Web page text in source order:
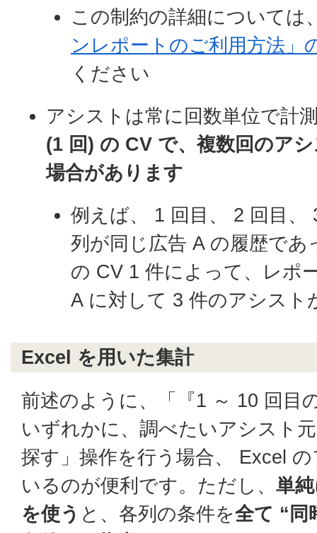
この制約の詳細については
ンレポートのご利用方法 」
ください
アシストは常に回数単位で計
(1 回) の CV で、複数回のア
場合があります
例えば、 1 回目、 2 回目、
列が同じ広告 A の履歴であ
の CV 1 件によって、レポ
A に対して 3 件のアシスト
Excel を用いた集計
前述のように、「『1 ～ 10 回目
いずれかに、調べたいアシスト
探す」操作を行う場合、 Excel
いるのが便利です。ただし、 単
を使う と、各列の条件を全て “同